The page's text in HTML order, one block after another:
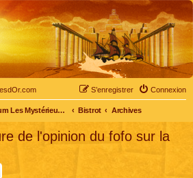
Connexion
S’enregistrer
Forum Les Mystérieuses Cités d'Or Bistrot Archives
de l'opinion du fofo sur la